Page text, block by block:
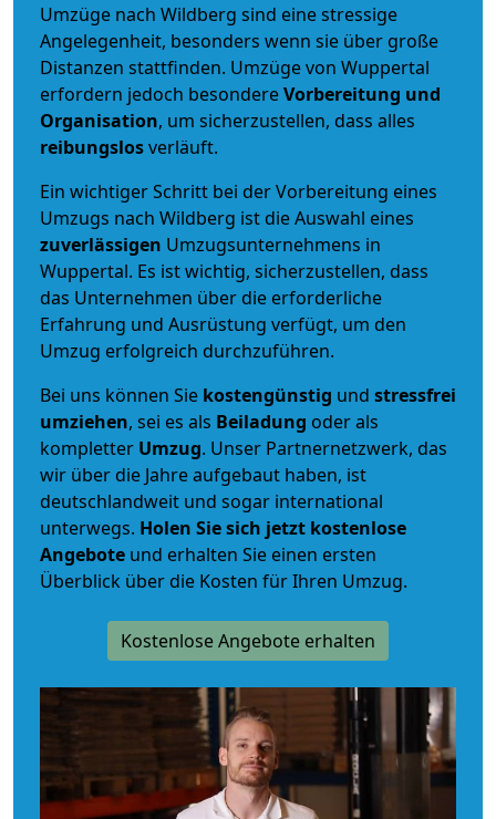
Umzüge nach Wildberg sind eine stressige
Angelegenheit, besonders wenn sie über große
Distanzen stattfinden. Umzüge von Wuppertal
erfordern jedoch besondereVorbereitung und
Organisation, um sicherzustellen, dass alles
reibungslosverläuft.
Ein wichtiger Schritt bei der Vorbereitung eines
Umzugs nach Wildberg ist die Auswahl eines
zuverlässigen Umzugsunternehmens in
Wuppertal. Es ist wichtig, sicherzustellen, dass
das Unternehmen über die erforderliche
Erfahrung und Ausrüstung verfügt, um den
Umzug erfolgreich durchzuführen.
Bei uns können Sie kostengünstig und stressfrei
umziehen, sei es als Beiladung oder als
kompletter Umzug. Unser Partnernetzwerk, das
wir über die Jahre aufgebaut haben, ist
deutschlandweit und sogar international
unterwegs. Holen Sie sich jetzt kostenlose
Angebote und erhalten Sie einen ersten
Überblick über die Kosten für Ihren Umzug.
Kostenlose Angebote erhalten